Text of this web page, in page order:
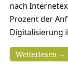
nach
Prozent der
Digitalisierung
Weiterlesen →